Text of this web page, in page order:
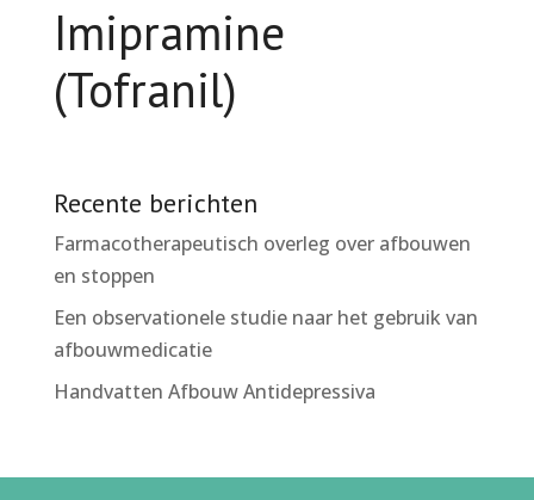
Imipramine
(Tofranil)
Recente berichten
Farmacotherapeutisch overleg over afbouwen
en stoppen
Een observationele studie naar het gebruik van
afbouwmedicatie
Handvatten Afbouw Antidepressiva